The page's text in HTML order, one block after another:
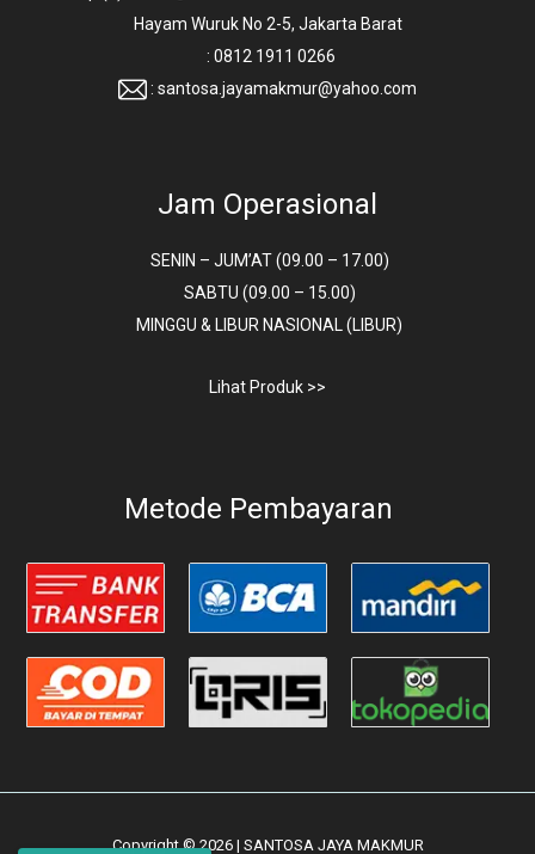
Hayam Wuruk No 2-5, Jakarta Barat
: 0812 1911 0266
: santosa.jayamakmur@yahoo.com
Jam Operasional
SENIN – JUM’AT (09.00 – 17.00)
SABTU (09.00 – 15.00)
MINGGU & LIBUR NASIONAL (LIBUR)
Lihat Produk >>
Metode Pembayaran
Copyright © 2026 | SANTOSA JAYA MAKMUR